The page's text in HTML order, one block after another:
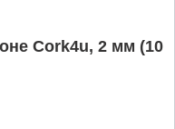
Cork4u, 2 мм (10